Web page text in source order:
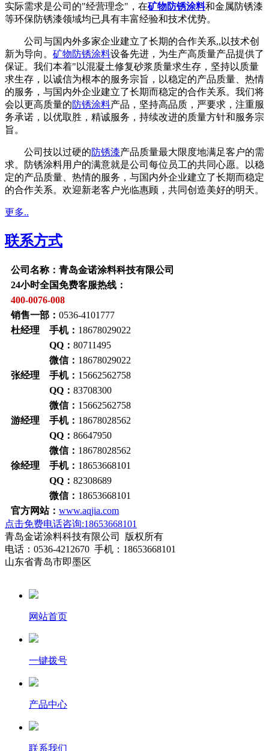
实际需求是公司的"经营理念"，在矿物防锈涂料和金属防锈漆
等环保防锈漆领域均已具有丰富经验和技术优势。
公司与国内外多家企业建立了长期的合作关系,,以技术创
新为导向。 矿物防锈涂料设备先进，为生产高质量产品提供了
保证。我们本着"以混凝土修复砂浆质量求生存，坚持以质量
求生存，以诚信为根本的服务宗旨，以稳定的产品质量、热情
的服务，与国内外企业建立了长期而稳定的合作关系。我们将
会以更高质量的防锈涂料产品，坚持高品质，严要求，注重服
务承诺，以优取胜，精诚服务，持续改进的质量方针和服务宗
旨。
公司技以过硬的防锈漆产品质量最大限度地满足客户的需
求。防锈涂料用户的满意就是公司每位员工的共同心愿。以稳
定的产品质量、热情的服务，与国内外企业建立了长期而稳定
的合作关系。欢迎新老客户光临惠顾，共同创造美好的明天。
更多..
联系方式
公司名称：青岛金诺涂料科技有限公司
24小时全国免费客服热线：
400-0076-008
销售一部： 0536-4101777
杜经理 手机： 18678029022
QQ： 80711495
微信： 18678029022
张经理 手机： 15662562758
QQ： 83708300
微信： 15662562758
游经理 手机： 18678028562
QQ： 86647950
微信： 18678028562
徐经理 手机： 18653668101
QQ： 82308689
微信： 18653668101
官方网站： www.aqjia.com
点击免费电话咨询:18653668101
青岛金诺涂料科技有限公司 版权所有
电话：0536-4212670 手机：18653668101
山东省青岛市即墨区
网站首页
一键拨号
产品中心
联系我们